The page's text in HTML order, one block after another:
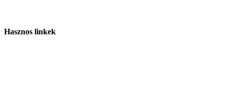
Hasznos linkek